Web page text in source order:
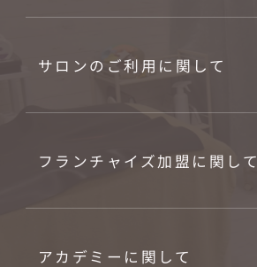
サロンのご利用に関して
フランチャイズ加盟に関して
アカデミーに関して